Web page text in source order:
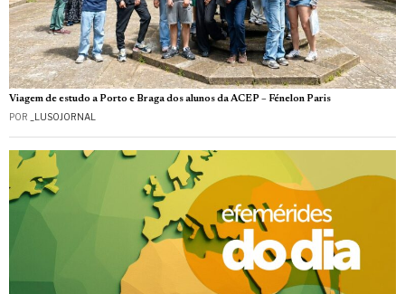
Viagem de estudo a Porto e Braga dos alunos da ACEP – Fénelon Paris
POR _LUSOJORNAL